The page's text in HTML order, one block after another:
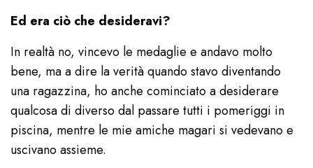
Ed era ciò che desideravi?
In realtà no, vincevo le medaglie e andavo molto
bene, ma a dire la verità quando stavo diventando
una ragazzina, ho anche cominciato a desiderare
qualcosa di diverso dal passare tutti i pomeriggi in
piscina, mentre le mie amiche magari si vedevano e
uscivano assieme.